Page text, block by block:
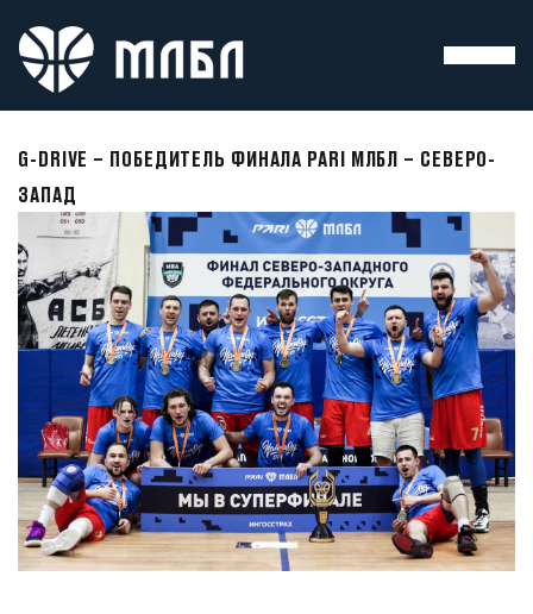
G-DRIVE – ПОБЕДИТЕЛЬ ФИНАЛА PARI МЛБЛ – СЕВЕРО-
ЗАПАД